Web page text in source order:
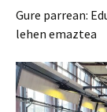
Gure parrean:
lehen emaztea